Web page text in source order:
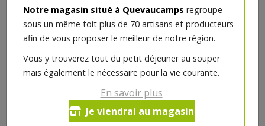
Notre magasin situé à Quevaucamps regroupe
sous un même toit plus de 70 artisans et producteurs
afin de vous proposer le meilleur de notre région.
Vous y trouverez tout du petit déjeuner au souper
mais également le nécessaire pour la vie courante.
En savoir plus
Je viendrai au magasin